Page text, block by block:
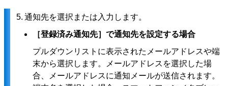
5. 通知先を選択または入力します。
［登録済み通知先］で通知先を設定する場合
プルダウンリストに表示されたメールアドレスや端
末から選択します。メールアドレスを選択した場
合、メールアドレスに通知メールが送信されます。